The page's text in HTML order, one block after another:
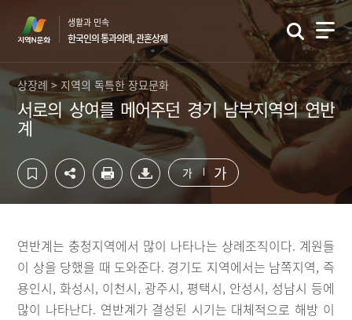
영
역
역
바
생활과 민속
한국인의 통과의례, 관혼상제
상장례 > 지역의 독특한 장묘문화
서로의 상여를 메어주던 경기 남부지역의 연반
계
가 가
연반계는 충청지역에서 많이 나타나는 상례조직이다. 계원들
이 상을 당했을 때 도와준다. 경기도 지역에서는 남쪽지역, 즉
용인시, 화성시, 이천시, 광주시, 평택시, 안성시, 성남시 등에
많이 나타난다. 연반계가 결성된 시기는 대체적으로 해방 이